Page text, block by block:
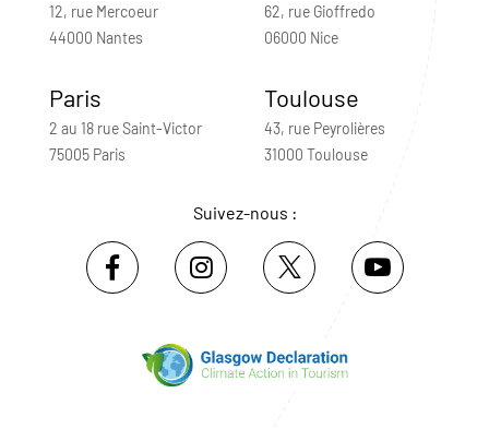
12, rue Mercoeur
44000 Nantes
62, rue Gioffredo
06000 Nice
Paris
2 au 18 rue Saint-Victor
75005 Paris
Toulouse
43, rue Peyrolières
31000 Toulouse
Suivez-nous :